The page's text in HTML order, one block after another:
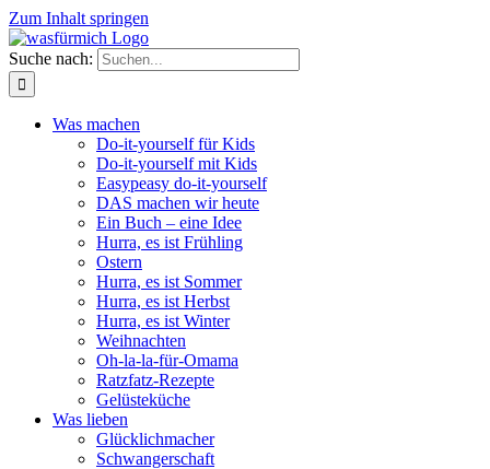
Zum Inhalt springen
Suche nach:
Was machen
Do-it-yourself für Kids
Do-it-yourself mit Kids
Easypeasy do-it-yourself
DAS machen wir heute
Ein Buch – eine Idee
Hurra, es ist Frühling
Ostern
Hurra, es ist Sommer
Hurra, es ist Herbst
Hurra, es ist Winter
Weihnachten
Oh-la-la-für-Omama
Ratzfatz-Rezepte
Gelüsteküche
Was lieben
Glücklichmacher
Schwangerschaft